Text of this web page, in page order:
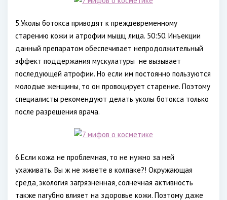
5.Уколы ботокса приводят к преждевременному
старению кожи и атрофии мышц лица. 50:50. Инъекции
данный препаратом обеспечивает непродолжительный
эффект поддержания мускулатуры не вызывает
последующей атрофии. Но если им постоянно пользуются
молодые женщины, то он провоцирует старение. Поэтому
специалисты рекомендуют делать уколы ботокса только
после разрешения врача.
6.Если кожа не проблемная, то не нужно за ней
ухаживать. Вы ж не живете в колпаке?! Окружающая
среда, экология загрязненная, солнечная активность
также пагубно влияет на здоровье кожи. Поэтому даже